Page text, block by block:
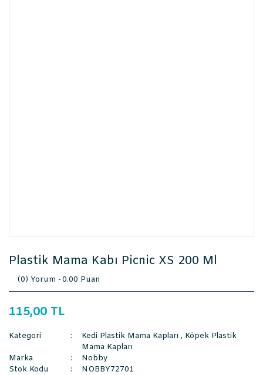
Plastik Mama Kabı Picnic XS 200 Ml
(0) Yorum -0.00 Puan
115,00 TL
Kategori Kedi Plastik Mama Kapları , Köpek Plastik
Mama Kapları
Marka
Nobby
Stok Kodu
NOBBY72701